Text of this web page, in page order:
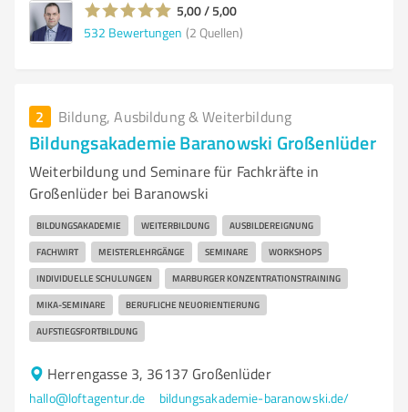
5,00 / 5,00
532 Bewertungen (2 Quellen)
2 Bildung, Ausbildung & Weiterbildung
Bildungsakademie Baranowski Großenlüder
Weiterbildung und Seminare für Fachkräfte in
Großenlüder bei Baranowski
BILDUNGSAKADEMIE WEITERBILDUNG AUSBILDEREIGNUNG
FACHWIRT MEISTERLEHRGÄNGE SEMINARE WORKSHOPS
INDIVIDUELLE SCHULUNGEN MARBURGER KONZENTRATIONSTRAINING
MIKA-SEMINARE BERUFLICHE NEUORIENTIERUNG
AUFSTIEGSFORTBILDUNG
Herrengasse 3, 36137 Großenlüder
hallo@loftagentur.de bildungsakademie-baranowski.de/